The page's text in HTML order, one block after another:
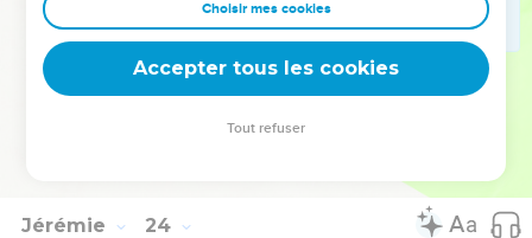
Qui ne s'oublieront jamais: Vous serez oubliés de moi ;
mais il restera de vous quelque chose qui ne s'oubliera
jamais : c'est votre honte.
Jérémie 24
Choisir mes cookies
Accepter tous les cookies
Tout refuser